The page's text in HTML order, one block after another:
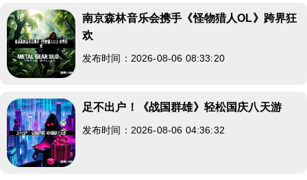
南京森林音乐会携手《怪物猎人OL》跨界狂
欢
发布时间：2026-08-06 08:33:20
足不出户！《战国群雄》轻松国庆八天游
发布时间：2026-08-06 04:36:32